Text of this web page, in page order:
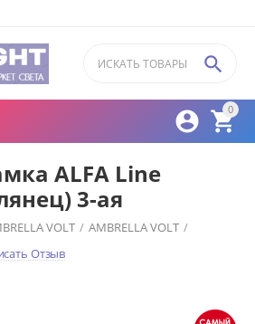
0



ALFA Line
3-ая
VOLT / AMBRELLA VOLT /
механизмов коллекции QUANT
Отзыв